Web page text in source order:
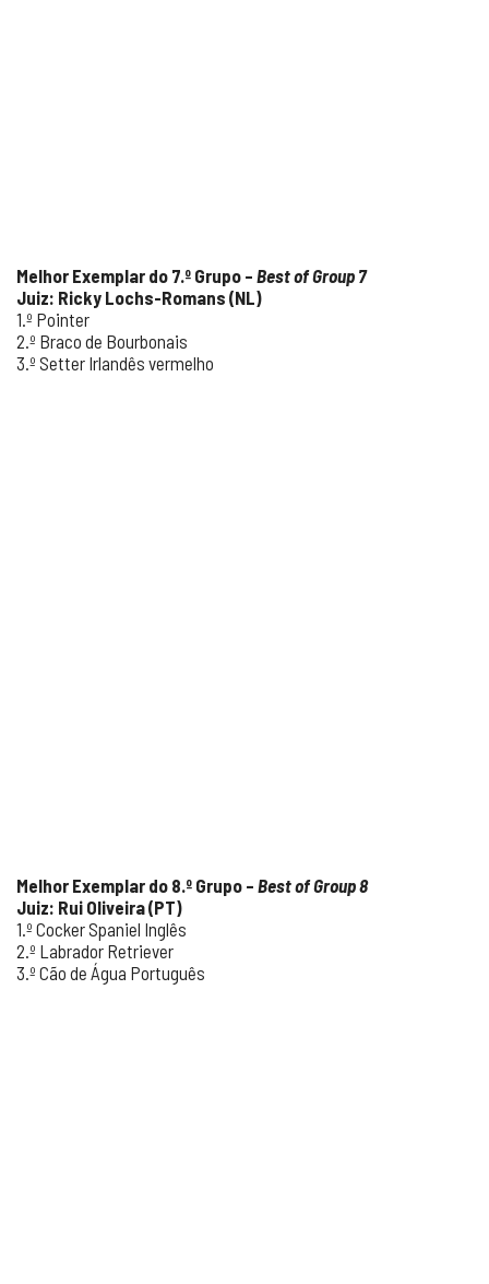
Melhor Exemplar do 7.º Grupo – Best of Group 7
Juiz: Ricky Lochs-Romans (NL)
1.º Pointer
2.º Braco de Bourbonais
3.º Setter Irlandês vermelho
Melhor Exemplar do 8.º Grupo – Best of Group 8
Juiz: Rui Oliveira (PT)
1.º Cocker Spaniel Inglês
2.º Labrador Retriever
3.º Cão de Água Português